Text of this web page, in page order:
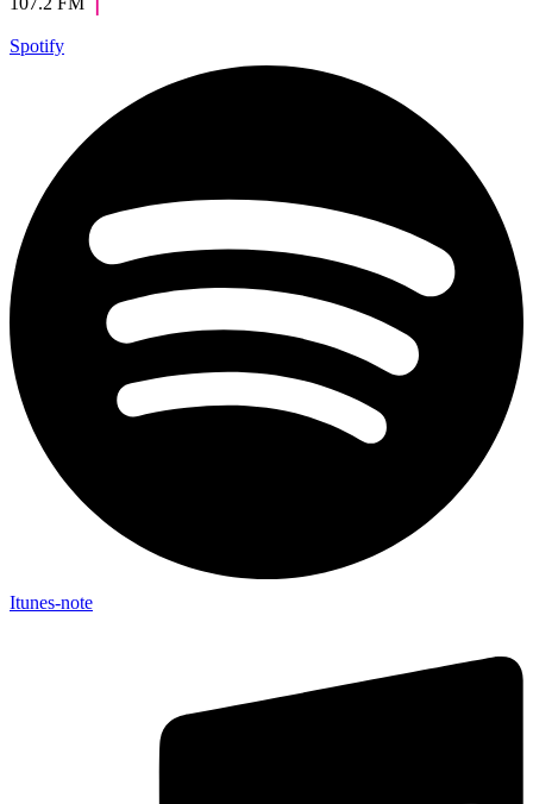
Spotify
Itunes-note